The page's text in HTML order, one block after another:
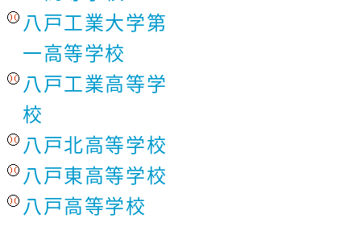
八戸工業大学第
一高等学校
八戸工業高等学
校
八戸北高等学校
八戸東高等学校
八戸高等学校